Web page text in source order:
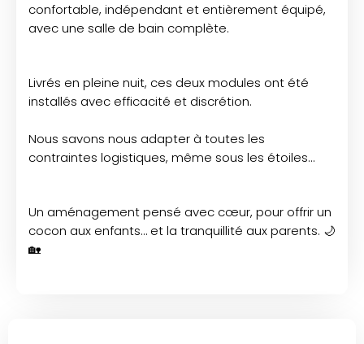
confortable, indépendant et entièrement équipé,
avec une salle de bain complète.
Livrés en pleine nuit, ces deux modules ont été
installés avec efficacité et discrétion.
Nous savons nous adapter à toutes les
contraintes logistiques, même sous les étoiles…
Un aménagement pensé avec cœur, pour offrir un
cocon aux enfants… et la tranquillité aux parents. 🌙
🏡